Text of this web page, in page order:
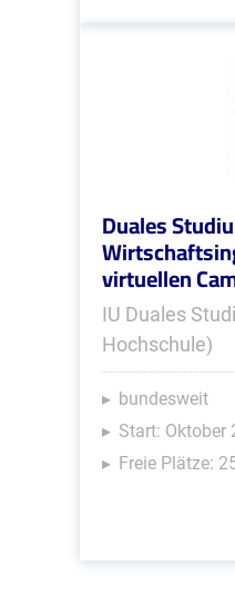
Duales
virtuellen
IU Duales
Hochschule)
bundesweit
Start: Oktober
Freie Plätze: